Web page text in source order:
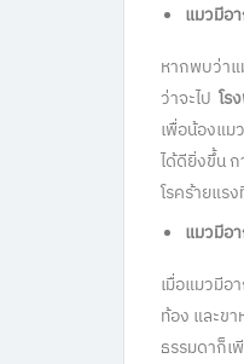
แมวมีอ
หากพบว่าแ
ว่าจะไป โร
เพื่อน้องแม
ได้ดียิ่งขึ้น
โรคร้ายแร
แมวมีอ
เมื่อแมวมีอ
ท้อง และข
ธรรมดาก็เ